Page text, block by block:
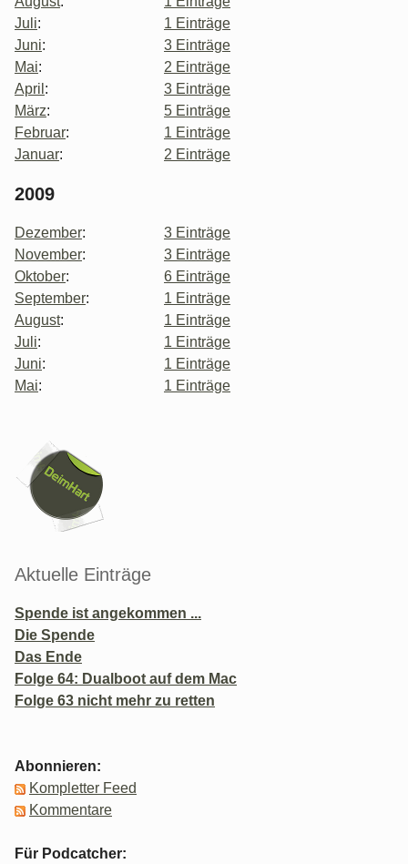
Juli:
1 Einträge
Juni:
3 Einträge
Mai:
2 Einträge
April :
3 Einträge
März:
5 Einträge
Februar:
1 Einträge
Januar: 2 Einträge
2009
Dezember:
3 Einträge
November:
3 Einträge
Oktober:
6 Einträge
September:
1 Einträge
August:
1 Einträge
Juli:
1 Einträge
Juni:
1 Einträge
Mai: 1 Einträge
Seitenleiste
Aktuelle Einträge
Spende ist angekommen ...
Die Spende
Das Ende
Folge 64: Dualboot auf dem Mac
Folge 63 nicht mehr zu retten
Abonnieren:
Kompletter Feed
Kommentare
Für Podcatcher: